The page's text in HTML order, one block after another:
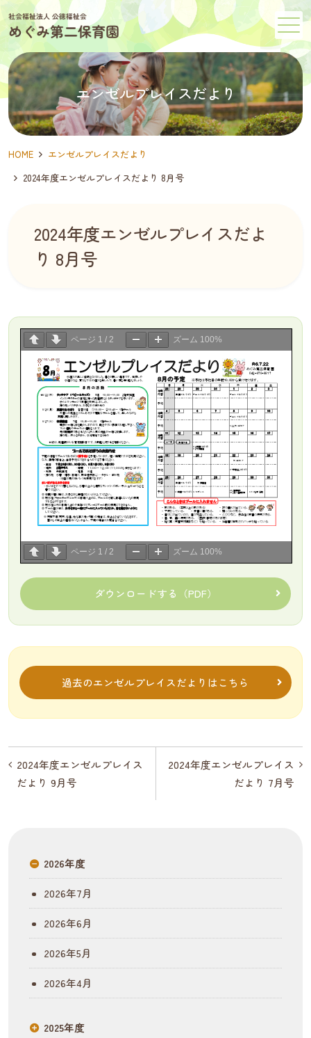
メニュー
エンゼルプレイスだより
HOME
エンゼルプレイスだより
2024年度エンゼルプレイスだより 8月号
2024年度エンゼルプレイスだよ
り 8月号
ページ 1 / 2 ズーム 100%
ページ 1 / 2 ズーム 100%
ダウンロードする（PDF）
過去のエンゼルプレイスだよりはこちら
投
稿
2024年度エンゼルプレイス
だより 7月号
2024年度エンゼルプレイス
だより 9月号
2026年度
2026年7月
2026年6月
2026年5月
2026年4月
2025年度